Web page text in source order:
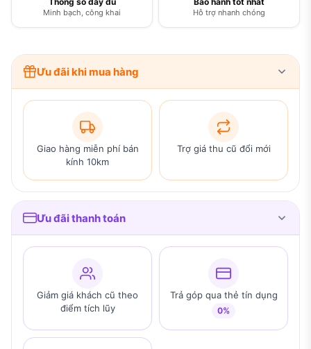
Minh bạch, công khai Hỗ trợ nhanh chóng
Ưu đãi khi mua hàng
Giao hàng miễn phí bán
kính 10km
Trợ giá thu cũ đổi mới
Ưu đãi thanh toán
Giảm giá khách cũ theo
điểm tích lũy
Trả góp qua thẻ tín dụng
0%